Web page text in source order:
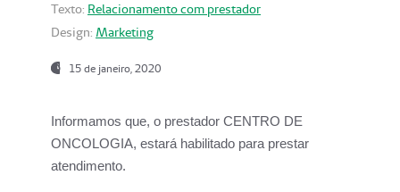
Texto: Relacionamento com prestador
Design: Marketing
15 de janeiro, 2020
Informamos que, o prestador CENTRO DE
ONCOLOGIA, estará habilitado para prestar
atendimento.